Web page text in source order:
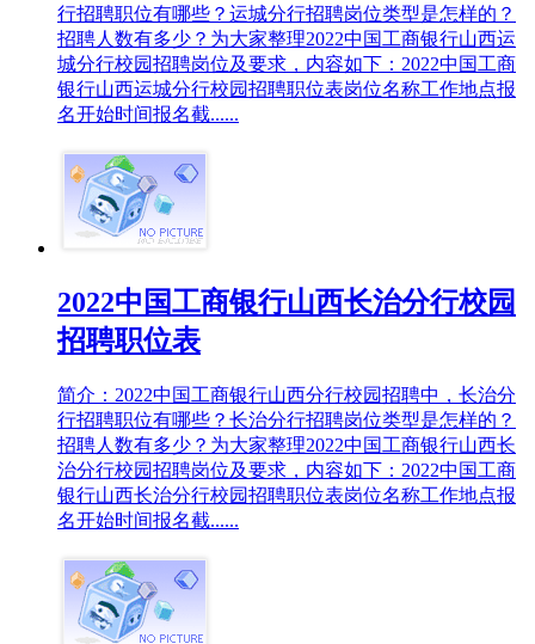
行招聘职位有哪些？运城分行招聘岗位类型是怎样的？
招聘人数有多少？为大家整理2022中国工商银行山西运
城分行校园招聘岗位及要求，内容如下：2022中国工商
银行山西运城分行校园招聘职位表岗位名称工作地点报
名开始时间报名截......
2022中国工商银行山西长治分行校园
招聘职位表
简介：2022中国工商银行山西分行校园招聘中，长治分
行招聘职位有哪些？长治分行招聘岗位类型是怎样的？
招聘人数有多少？为大家整理2022中国工商银行山西长
治分行校园招聘岗位及要求，内容如下：2022中国工商
银行山西长治分行校园招聘职位表岗位名称工作地点报
名开始时间报名截......